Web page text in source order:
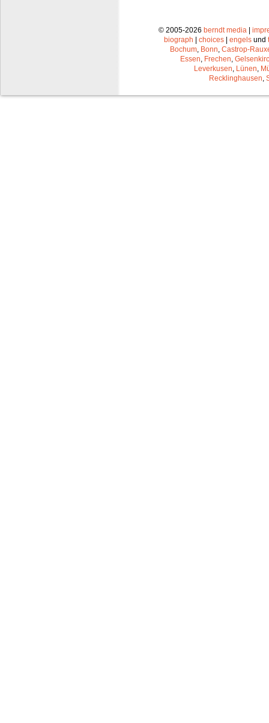
© 2005-2026 berndt media|
biograph
choices engels und
Bochum, Bonn, Castrop-
Essen, Frechen,
Leverkusen, Lünen,
Recklinghausen,